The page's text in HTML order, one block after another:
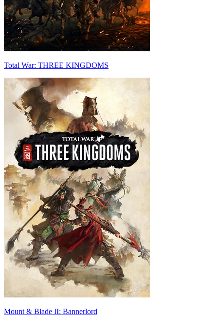
Total War: THREE KINGDOMS
Mount & Blade II: Bannerlord